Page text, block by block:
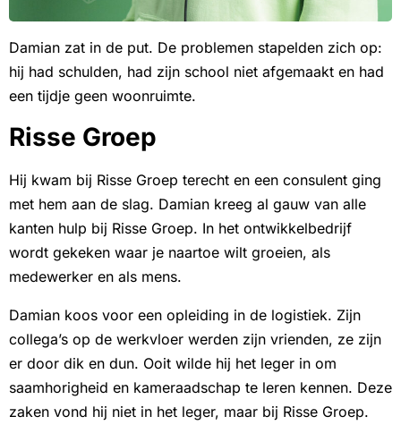
Damian zat in de put. De problemen stapelden zich op:
hij had schulden, had zijn school niet afgemaakt en had
een tijdje geen woonruimte.
Risse Groep
Hij kwam bij Risse Groep terecht en een consulent ging
met hem aan de slag. Damian kreeg al gauw van alle
kanten hulp bij Risse Groep. In het ontwikkelbedrijf
wordt gekeken waar je naartoe wilt groeien, als
medewerker en als mens.
Damian koos voor een opleiding in de logistiek. Zijn
collega’s op de werkvloer werden zijn vrienden, ze zijn
er door dik en dun. Ooit wilde hij het leger in om
saamhorigheid en kameraadschap te leren kennen. Deze
zaken vond hij niet in het leger, maar bij Risse Groep.